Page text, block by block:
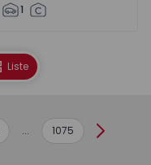
1
Liste
... 1075 Suivant